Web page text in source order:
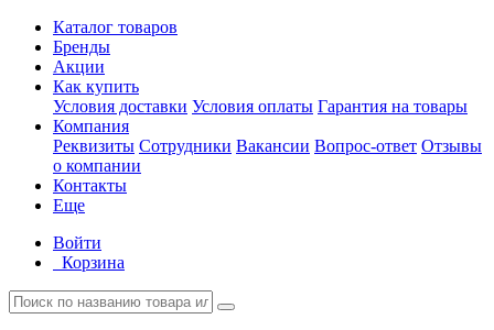
Каталог товаров
Бренды
Акции
Как купить
Условия доставки Условия оплаты Гарантия на товары
Компания
Реквизиты Сотрудники Вакансии Вопрос-ответ Отзывы
о компании
Контакты
Еще
Войти
Корзина